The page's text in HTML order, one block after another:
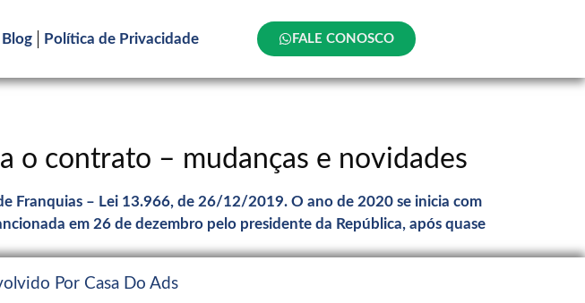
Blog Política de Privacidade FALE CONOSCO
o contrato – mudanças e novidades
Franquias – Lei 13.966, de 26/12/2019. O ano de 2020 se inicia com
em 26 de dezembro pelo presidente da República, após quase
Por Casa Do Ads